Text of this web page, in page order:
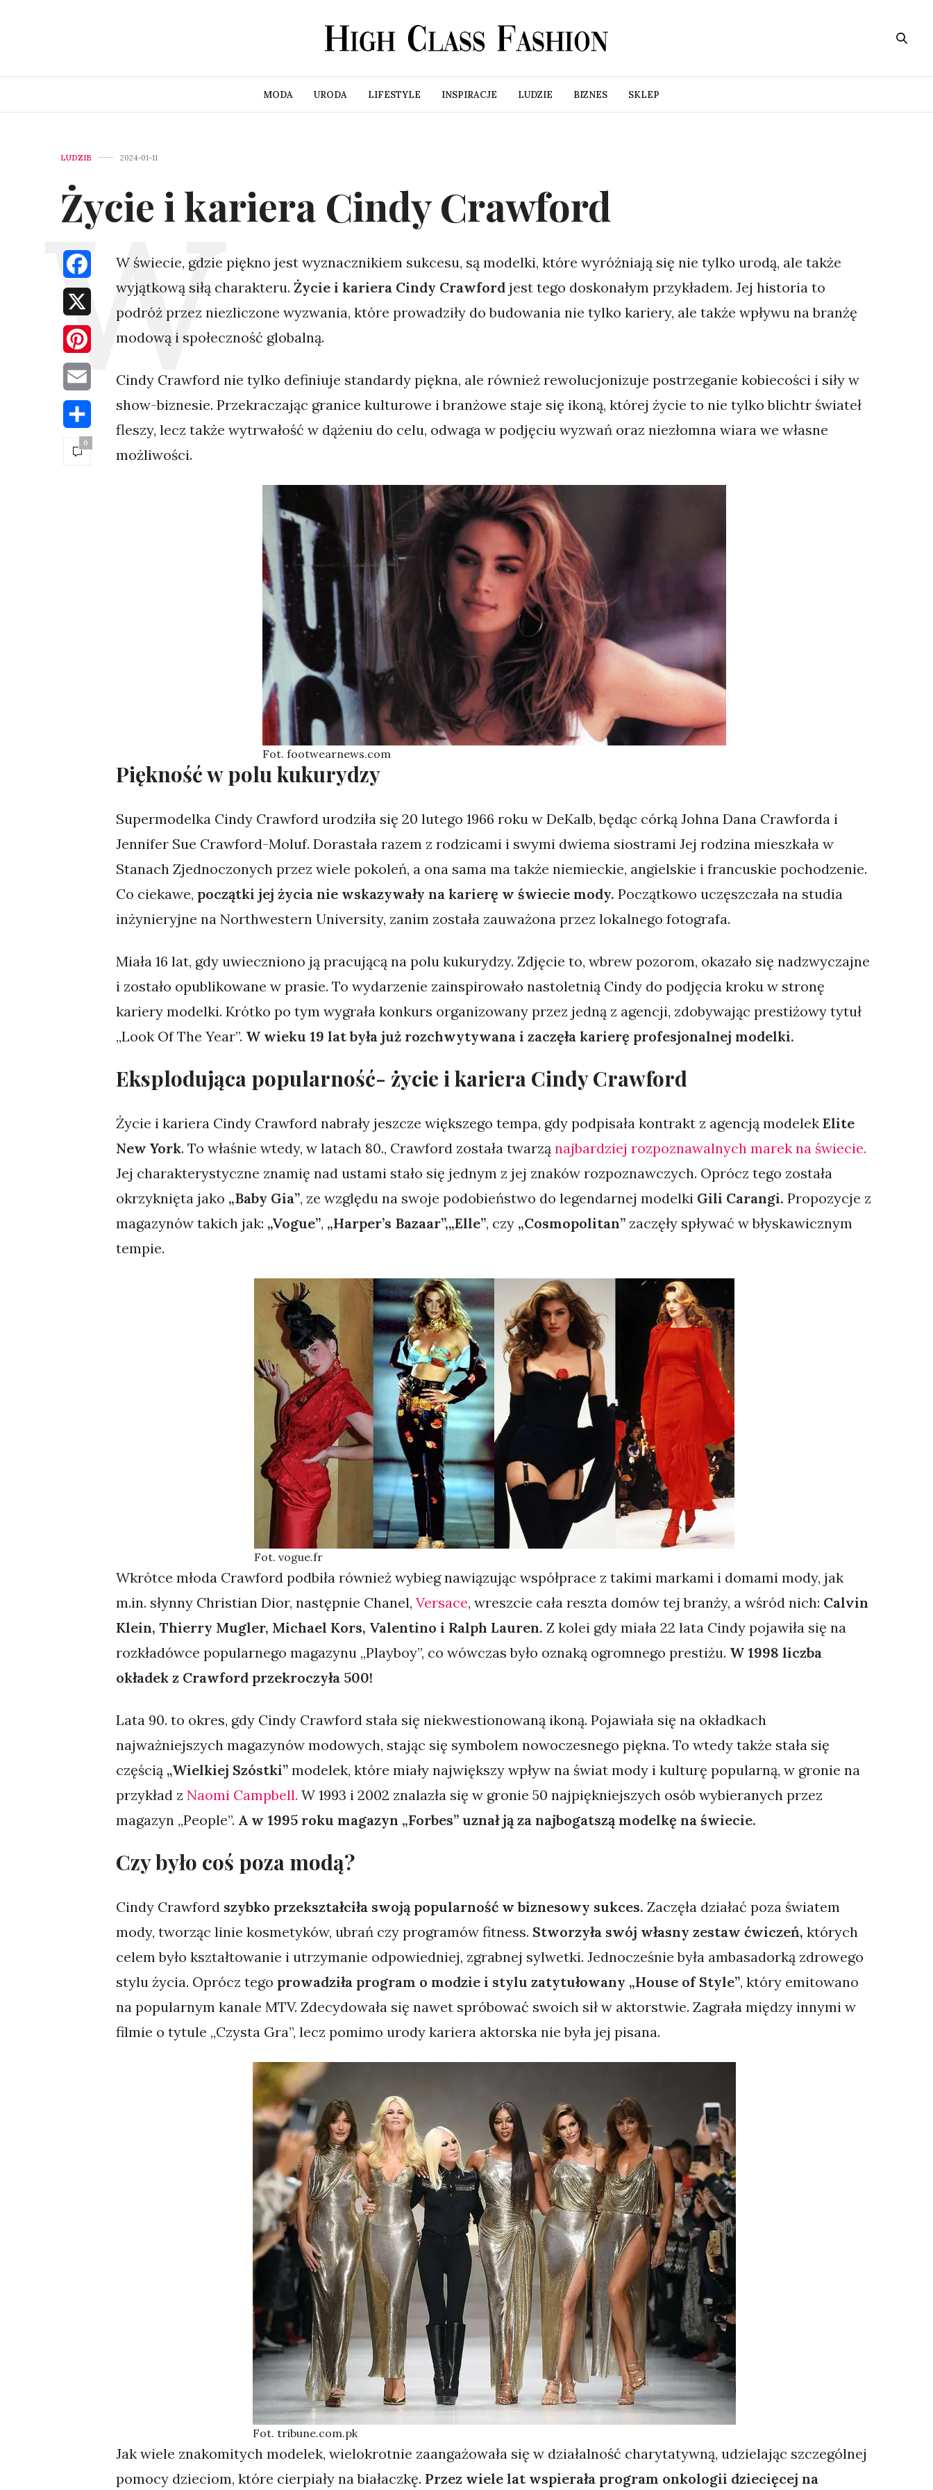
MODA URODA LIFESTYLE INSPIRACJE LUDZIE BIZNES SKLEP
LUDZIE 2024-01-11
Życie i kariera Cindy Crawford
Facebook
Pinterest
Email
Share
0
W świecie, gdzie piękno jest wyznacznikiem sukcesu, są modelki, które wyróżniają się nie tylko urodą, ale także
wyjątkową siłą charakteru. Życie i kariera Cindy Crawford jest tego doskonałym przykładem. Jej historia to
podróż przez niezliczone wyzwania, które prowadziły do budowania nie tylko kariery, ale także wpływu na branżę
modową i społeczność globalną.
Cindy Crawford nie tylko definiuje standardy piękna, ale również rewolucjonizuje postrzeganie kobiecości i siły w
show-biznesie. Przekraczając granice kulturowe i branżowe staje się ikoną, której życie to nie tylko blichtr świateł
fleszy, lecz także wytrwałość w dążeniu do celu, odwaga w podjęciu wyzwań oraz niezłomna wiara we własne
możliwości.
Fot. footwearnews.com
Piękność w polu kukurydzy
Supermodelka Cindy Crawford urodziła się 20 lutego 1966 roku w DeKalb, będąc córką Johna Dana Crawforda i
Jennifer Sue Crawford-Moluf. Dorastała razem z rodzicami i swymi dwiema siostrami Jej rodzina mieszkała w
Stanach Zjednoczonych przez wiele pokoleń, a ona sama ma także niemieckie, angielskie i francuskie pochodzenie.
Co ciekawe, początki jej życia nie wskazywały na karierę w świecie mody. Początkowo uczęszczała na studia
inżynieryjne na Northwestern University, zanim została zauważona przez lokalnego fotografa.
Miała 16 lat, gdy uwieczniono ją pracującą na polu kukurydzy. Zdjęcie to, wbrew pozorom, okazało się nadzwyczajne
i zostało opublikowane w prasie. To wydarzenie zainspirowało nastoletnią Cindy do podjęcia kroku w stronę
kariery modelki. Krótko po tym wygrała konkurs organizowany przez jedną z agencji, zdobywając prestiżowy tytuł
„Look Of The Year”. W wieku 19 lat była już rozchwytywana i zaczęła karierę profesjonalnej modelki.
Eksplodująca popularność- życie i kariera Cindy Crawford
Życie i kariera Cindy Crawford nabrały jeszcze większego tempa, gdy podpisała kontrakt z agencją modelek Elite
New York. To właśnie wtedy, w latach 80., Crawford została twarzą najbardziej rozpoznawalnych marek na świecie.
Jej charakterystyczne znamię nad ustami stało się jednym z jej znaków rozpoznawczych. Oprócz tego została
okrzyknięta jako „Baby Gia”, ze względu na swoje podobieństwo do legendarnej modelki Gili Carangi. Propozycje z
magazynów takich jak: „Vogue”, „Harper’s Bazaar”,„Elle”, czy „Cosmopolitan” zaczęły spływać w błyskawicznym
tempie.
Fot. vogue.fr
Wkrótce młoda Crawford podbiła również wybieg nawiązując współprace z takimi markami i domami mody, jak
m.in. słynny Christian Dior, następnie Chanel, Versace, wreszcie cała reszta domów tej branży, a wśród nich: Calvin
Klein, Thierry Mugler, Michael Kors, Valentino i Ralph Lauren. Z kolei gdy miała 22 lata Cindy pojawiła się na
rozkładówce popularnego magazynu „Playboy”, co wówczas było oznaką ogromnego prestiżu. W 1998 liczba
okładek z Crawford przekroczyła 500!
Lata 90. to okres, gdy Cindy Crawford stała się niekwestionowaną ikoną. Pojawiała się na okładkach
najważniejszych magazynów modowych, stając się symbolem nowoczesnego piękna. To wtedy także stała się
częścią „Wielkiej Szóstki” modelek, które miały największy wpływ na świat mody i kulturę popularną, w gronie na
przykład z Naomi Campbell. W 1993 i 2002 znalazła się w gronie 50 najpiękniejszych osób wybieranych przez
magazyn „People”. A w 1995 roku magazyn „Forbes” uznał ją za najbogatszą modelkę na świecie.
Czy było coś poza modą?
Cindy Crawford szybko przekształciła swoją popularność w biznesowy sukces. Zaczęła działać poza światem
mody, tworząc linie kosmetyków, ubrań czy programów fitness. Stworzyła swój własny zestaw ćwiczeń, których
celem było kształtowanie i utrzymanie odpowiedniej, zgrabnej sylwetki. Jednocześnie była ambasadorką zdrowego
stylu życia. Oprócz tego prowadziła program o modzie i stylu zatytułowany „House of Style”, który emitowano
na popularnym kanale MTV. Zdecydowała się nawet spróbować swoich sił w aktorstwie. Zagrała między innymi w
filmie o tytule „Czysta Gra”, lecz pomimo urody kariera aktorska nie była jej pisana.
Fot. tribune.com.pk
Jak wiele znakomitych modelek, wielokrotnie zaangażowała się w działalność charytatywną, udzielając szczególnej
pomocy dzieciom, które cierpiały na białaczkę. Przez wiele lat wspierała program onkologii dziecięcej na